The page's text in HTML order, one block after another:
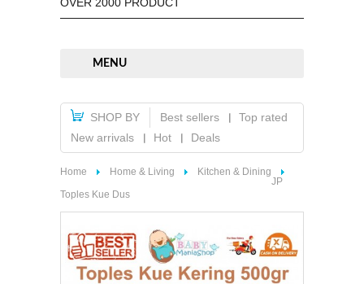
MENU
SHOP BY Best sellers
Top rated
New arrivals
Hot Deals
Home Home & Living
Kitchen & Dining
JP
Toples Kue Dus